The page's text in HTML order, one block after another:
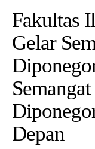
Fakultas
Gelar
Depan